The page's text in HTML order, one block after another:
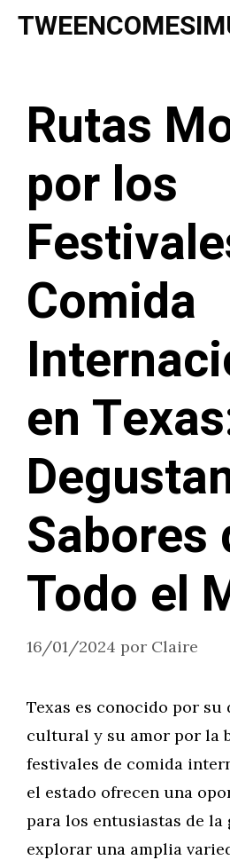
Saltar
Rutas
por los
Comida
en
Sabores
Todo el
16/01/2024 por Claire
Texas es conocido por su
cultural y su amor por la
festivales de comida
el estado ofrecen una
para los entusiastas de la
explorar una amplia